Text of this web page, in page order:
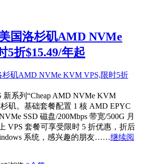
国洛杉矶AMD NVMe
5折$15.49/年起
新系列“Cheap AMD NVMe KVM
矶。基础套餐配置 1 核 AMD EPYC
SSD 磁盘/200Mbps 带宽/500G 月
VPS 套餐可享受限时 5 折优惠，折后
系统，感兴趣的朋友……继续阅